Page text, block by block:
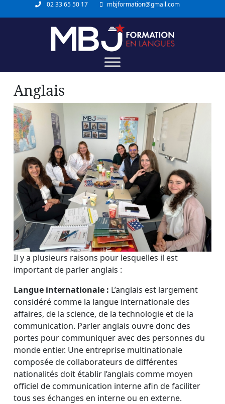
02 33 65 50 17 mbjformation@gmail.com
Anglais
Il y a plusieurs raisons pour lesquelles il est
important de parler anglais :
Langue internationale : L’anglais est largement
considéré comme la langue internationale des
affaires, de la science, de la technologie et de la
communication. Parler anglais ouvre donc des
portes pour communiquer avec des personnes du
monde entier. Une entreprise multinationale
composée de collaborateurs de différentes
nationalités doit établir l’anglais comme moyen
officiel de communication interne afin de faciliter
tous ses échanges en interne ou en externe.